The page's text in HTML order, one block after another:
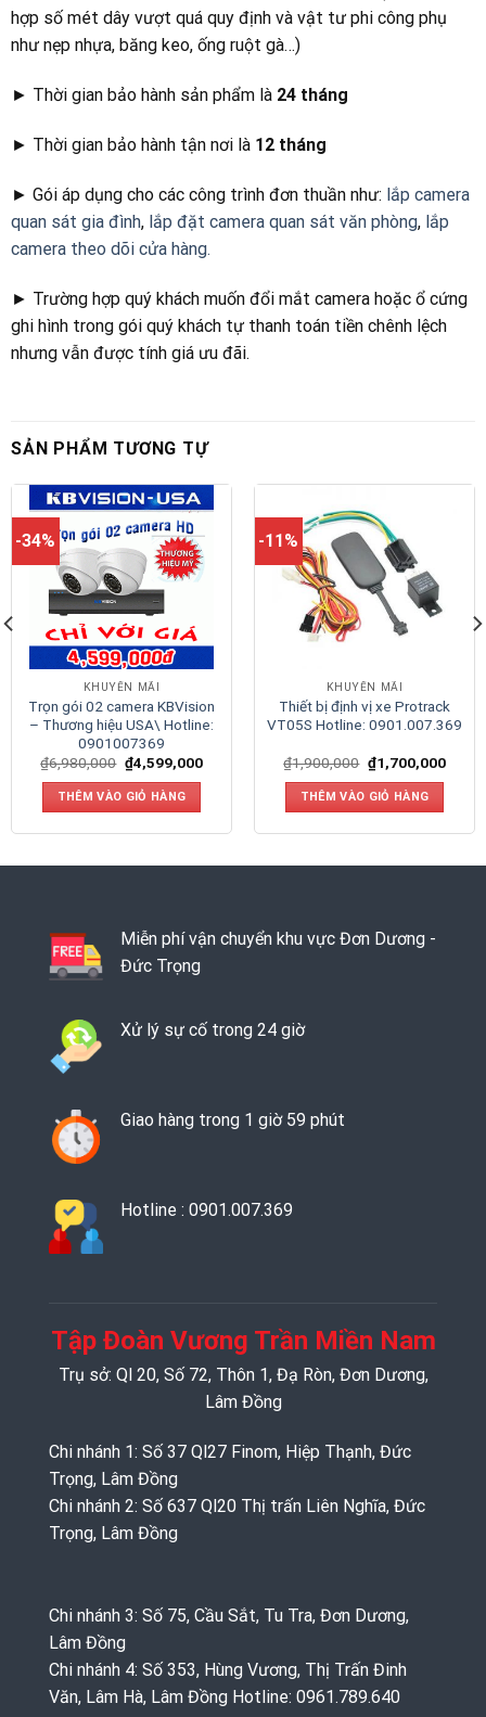
hợp số mét dây vượt quá quy định và vật tư phi công phụ
như nẹp nhựa, băng keo, ống ruột gà…)
► Thời gian bảo hành sản phẩm là 24 tháng
► Thời gian bảo hành tận nơi là 12 tháng
► Gói áp dụng cho các công trình đơn thuần như: lắp camera
quan sát gia đình, lắp đặt camera quan sát văn phòng, lắp
camera theo dõi cửa hàng.
► Trường hợp quý khách muốn đổi mắt camera hoặc ổ cứng
ghi hình trong gói quý khách tự thanh toán tiền chênh lệch
nhưng vẫn được tính giá ưu đãi.
SẢN PHẨM TƯƠNG TỰ
-34%
KHUYẾN MÃI
Trọn gói 02 camera KBVision
– Thương hiệu USA\ Hotline:
0901007369
₫6,980,000 ₫4,599,000
THÊM VÀO GIỎ HÀNG
-11%
KHUYẾN MÃI
Thiết bị định vị xe Protrack
VT05S Hotline: 0901.007.369
₫1,900,000 ₫1,700,000
THÊM VÀO GIỎ HÀNG
Miễn phí vận chuyển khu vực Đơn Dương -
Đức Trọng
Xử lý sự cố trong 24 giờ
Giao hàng trong 1 giờ 59 phút
Hotline : 0901.007.369
Tập Đoàn Vương Trần Miền Nam
Trụ sở: Ql 20, Số 72, Thôn 1, Đạ Ròn, Đơn Dương,
Lâm Đồng
Chi nhánh 1: Số 37 Ql27 Finom, Hiệp Thạnh, Đức
Trọng, Lâm Đồng
Chi nhánh 2: Số 637 Ql20 Thị trấn Liên Nghĩa, Đức
Trọng, Lâm Đồng
Chi nhánh 3: Số 75, Cầu Sắt, Tu Tra, Đơn Dương,
Lâm Đồng
Chi nhánh 4: Số 353, Hùng Vương, Thị Trấn Đinh
Văn, Lâm Hà, Lâm Đồng Hotline: 0961.789.640